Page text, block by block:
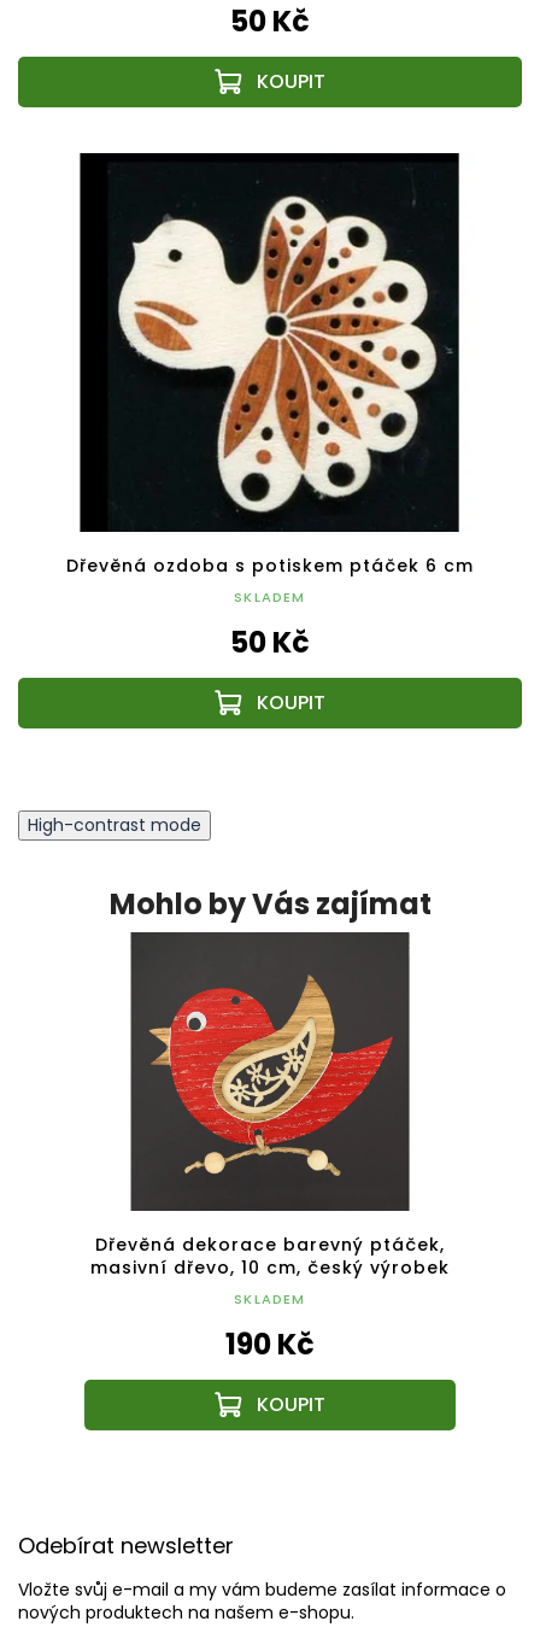
50 Kč
Dřevěná ozdoba s potiskem ptáček 6 cm
SKLADEM
50 Kč
High-contrast mode
Mohlo by Vás zajímat
Dřevěná dekorace barevný ptáček,
masivní dřevo, 10 cm, český výrobek
SKLADEM
190 Kč
Odebírat newsletter
Vložte svůj e-mail a my vám budeme zasílat informace o
nových produktech na našem e-shopu.